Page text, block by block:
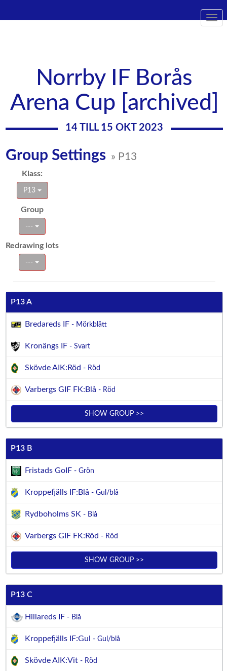
Norrby IF Borås
Arena Cup [archived]
14 TILL 15 OKT 2023
Group Settings » P13
Klass:
P13
Group
---
Redrawing lots
---
P13 A
Bredareds IF - Mörkblått
Kronängs IF - Svart
Skövde AIK:Röd - Röd
Varbergs GIF FK:Blå - Röd
SHOW GROUP >>
P13 B
Fristads GoIF - Grön
Kroppefjälls IF:Blå - Gul/blå
Rydboholms SK - Blå
Varbergs GIF FK:Röd - Röd
SHOW GROUP >>
P13 C
Hillareds IF - Blå
Kroppefjälls IF:Gul - Gul/blå
Skövde AIK:Vit - Röd